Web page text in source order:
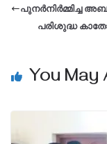
പുനർനിർമ്മിച്ച
പരിശുദ്ധ
You May